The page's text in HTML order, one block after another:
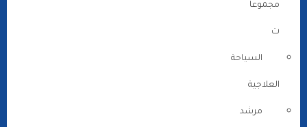
مجموعا
ت
السياحة
العلاجية
مرشد